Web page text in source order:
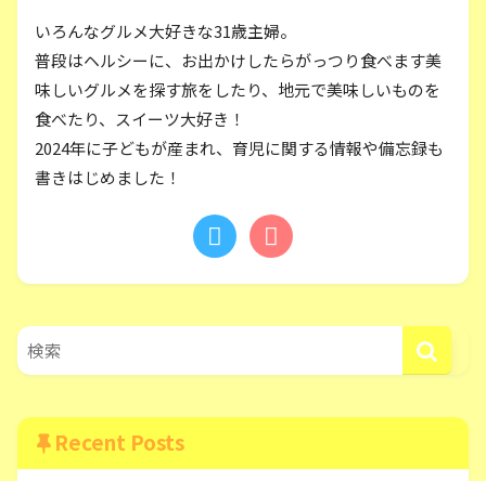
いろんなグルメ大好きな31歳主婦。
普段はヘルシーに、お出かけしたらがっつり食べます美
味しいグルメを探す旅をしたり、地元で美味しいものを
食べたり、スイーツ大好き！
2024年に子どもが産まれ、育児に関する情報や備忘録も
書きはじめました！
Recent Posts